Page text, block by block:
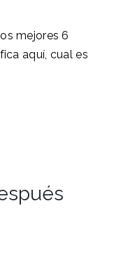
mejores 6
aquí, cual es